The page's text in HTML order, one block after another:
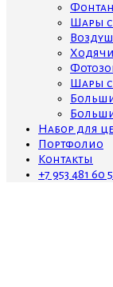
Шары с
Шары
Набор для
Портфолио
Контакты
+7 953 481 60